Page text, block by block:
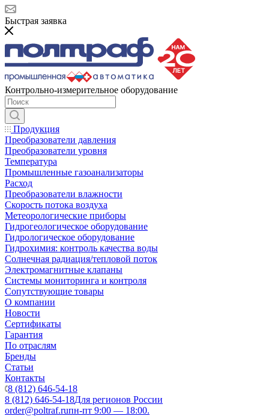
Быстрая заявка
Контрольно-измерительное оборудование
Продукция
Преобразователи давления
Преобразователи уровня
Температура
Промышленные газоанализаторы
Расход
Преобразователи влажности
Скорость потока воздуха
Метеорологические приборы
Гидрогеологическое оборудование
Гидрологическое оборудование
Гидрохимия: контроль качества воды
Солнечная радиация/тепловой поток
Электромагнитные клапаны
Системы мониторинга и контроля
Сопутствующие товары
О компании
Новости
Сертификаты
Гарантия
По отраслям
Бренды
Статьи
Контакты
8 (812) 646-54-18
8 (812) 646-54-18Для регионов России
order@poltraf.ruпн-пт 9:00 — 18:00.